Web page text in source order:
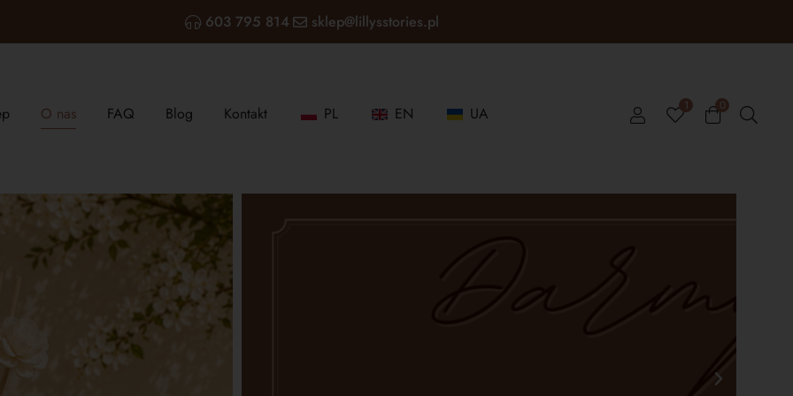
603 795 814 sklep@lillysstories.pl
O nas FAQ Blog Kontakt PL EN UA 1 0